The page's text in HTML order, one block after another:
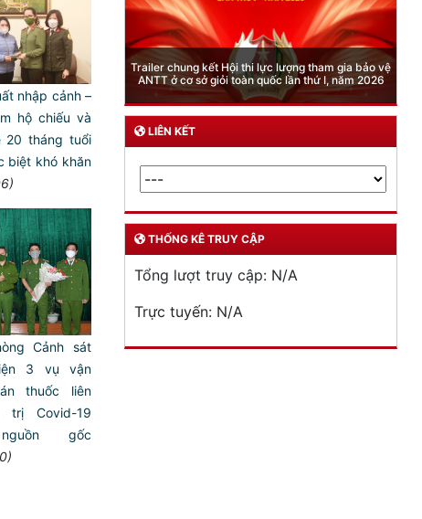
nhập cảnh –
hộ chiếu và
20 tháng tuổi
biệt khó khăn
Cảnh sát
3 vụ vận
thuốc liên
trị Covid-19
gốc
Phòng Quản lý xuất nhập cảnh: Hướng dẫn những
quy định mới trong lĩnh vực xuất cảnh, nhập cảnh
của công dân việt nam từ ngày 01/7/2026
LIÊN KẾT
THỐNG KÊ TRUY CẬP
Tổng lượt truy cập: N/A
Trực tuyến: N/A